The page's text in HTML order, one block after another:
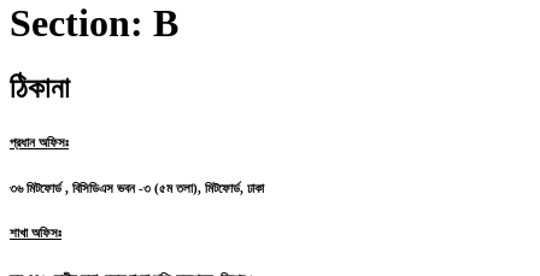
Section: B
ঠিকানা
প্রধান অফিসঃ
৩৬ মিটফোর্ড , বিসিডিএস ভবন -৩ (৫ম তলা), মিটফোর্ড, ঢাকা
শাখা অফিসঃ